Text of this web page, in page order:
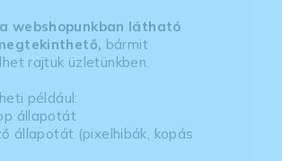
webshopunkban látható
bármit
rajtuk üzletünkben.
például:
állapotát
állapotát (pixelhibák, kopás